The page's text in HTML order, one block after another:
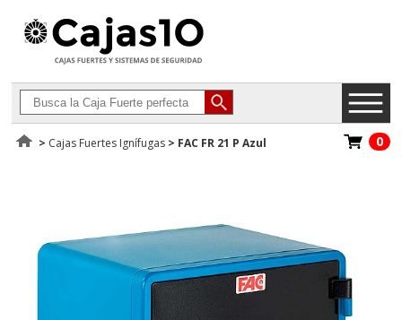
> Cajas Fuertes Ignífugas > FAC FR 21 P Azul 0